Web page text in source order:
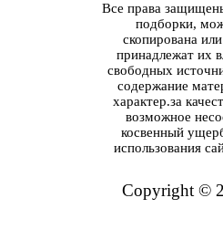
Все права
подборки,
скопирована
принадлежат их
свободных
содержание
характер.за
возможное
косвенный
использования
Copyright ©